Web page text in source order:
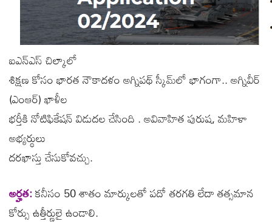
ఐఎన్‌ఎస్‌ చిల్కాలో
శిక్షణ కోసం భారత నౌకాదళం అగ్నిపథ్‌ స్కీమ్‌లో భాగంగా.. అగ్నివీర్‌
(ఎంఆర్‌) ఖాళీల
భర్తీకి నోటిఫికేషన్‌ విడుదల చేసింది . అవివాహిత పురుష, మహిళా
అభ్యర్థులు
దరఖాస్తు చేసుకోవచ్చు.
అర్హత:కనీసం 50 శాతం మార్కులతో పదో తరగతి లేదా తత్సమాన
కోర్సు ఉత్తీర్ణులై ఉండాలి.